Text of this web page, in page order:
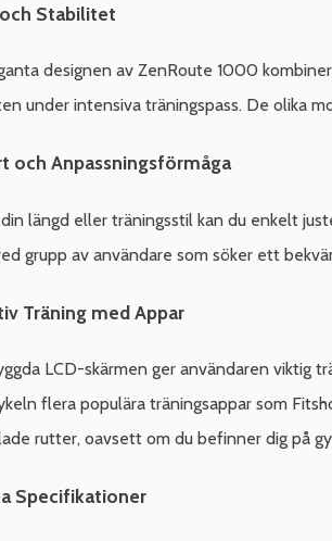
Stabilitet
designen av ZenRoute 1000
under intensiva träningspass. De olika
och Anpassningsförmåga
längd eller träningsstil kan du enkelt
grupp av användare som söker ett
Träning med Appar
LCD-skärmen ger användaren viktig
flera populära träningsappar som
rutter, oavsett om du befinner dig på
Specifikationer